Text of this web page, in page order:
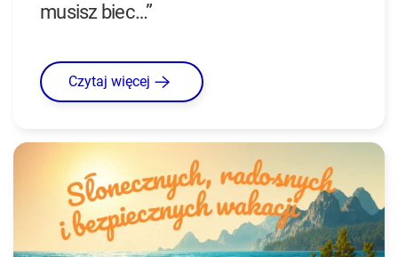
musisz biec…”
Czytaj więcej